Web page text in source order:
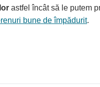
astfel încât să le putem
bune de împădurit.